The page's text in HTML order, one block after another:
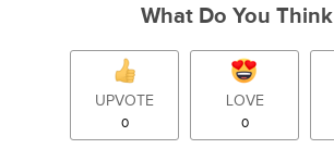
What Do You
UPVOTE
0
LOVE
0